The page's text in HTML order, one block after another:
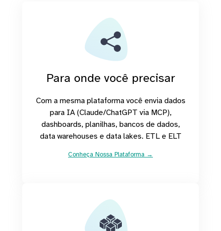
Para onde você precisar
Com a mesma plataforma você envia dados
para IA (Claude/ChatGPT via MCP),
dashboards, planilhas, bancos de dados,
data warehouses e data lakes. ETL e ELT
Conheça Nossa Plataforma →